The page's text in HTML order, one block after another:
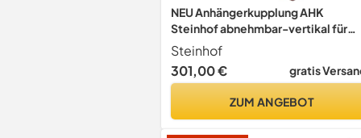
NEU Anhängerkupplung AHK
Steinhof abnehmbar-vertikal für
Subaru XV I Crossover 02.2012-
03.2017 mit 13-polig Universal-
Elektrosatz
Steinhof
301,00 €
gratis
ZUM ANGEBOT